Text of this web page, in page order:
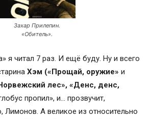
Захар Прилепин.
«Обитель».
я читал 7 раз. И ещё буду. Ну и всего
Хэм («Прощай, оружие» и
лес», «Денс, денс,
пропил», и… прозвучит,
Лимонов. А великое из относительно